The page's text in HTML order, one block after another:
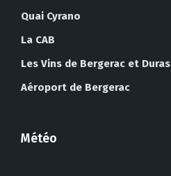
Quai Cyrano
La CAB
Les Vins de Bergerac et Duras
Aéroport de Bergerac
Météo